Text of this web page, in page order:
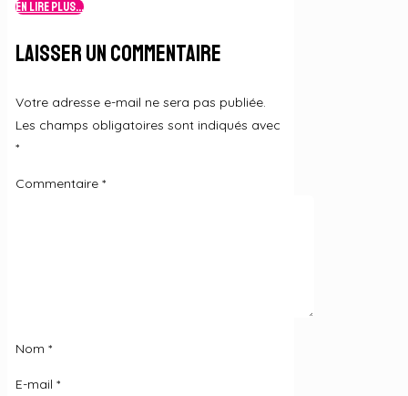
En lire plus...
Laisser un commentaire
Votre adresse e-mail ne sera pas publiée.
Les champs obligatoires sont indiqués avec
*
Commentaire*
Nom*
E-mail*